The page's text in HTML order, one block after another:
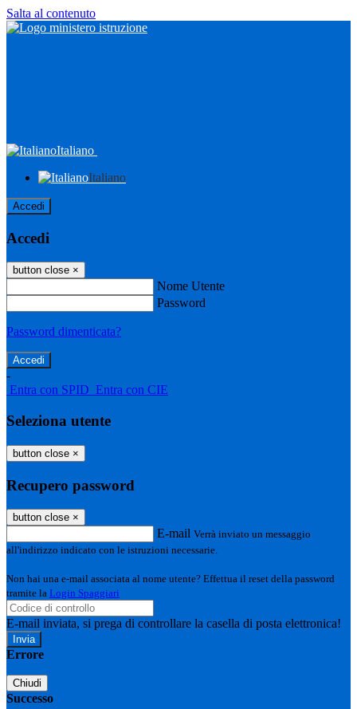
Salta al contenuto
Italiano
Italiano
Accedi
Accedi
button close ×
Nome Utente
Password
Password dimenticata?
-
Entra con SPID Entra con CIE
Seleziona utente
button close ×
Recupero password
button close ×
E-mail Verrà inviato un messaggio
all'indirizzo indicato con le istruzioni necessarie.
Non hai una e-mail associata al nome utente? Effettua il reset della password
tramite la Login Spaggiari
E-mail inviata, si prega di controllare la casella di posta elettronica!
Errore
Chiudi
Successo